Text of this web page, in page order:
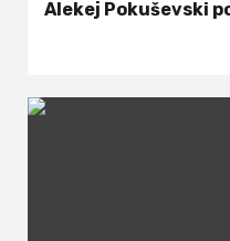
Alekej Pokuševski